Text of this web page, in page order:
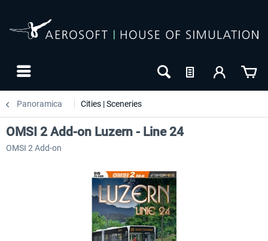
Panoramica Cities | Sceneries
OMSI 2 Add-on Luzern - Line 24
OMSI 2 Add-on